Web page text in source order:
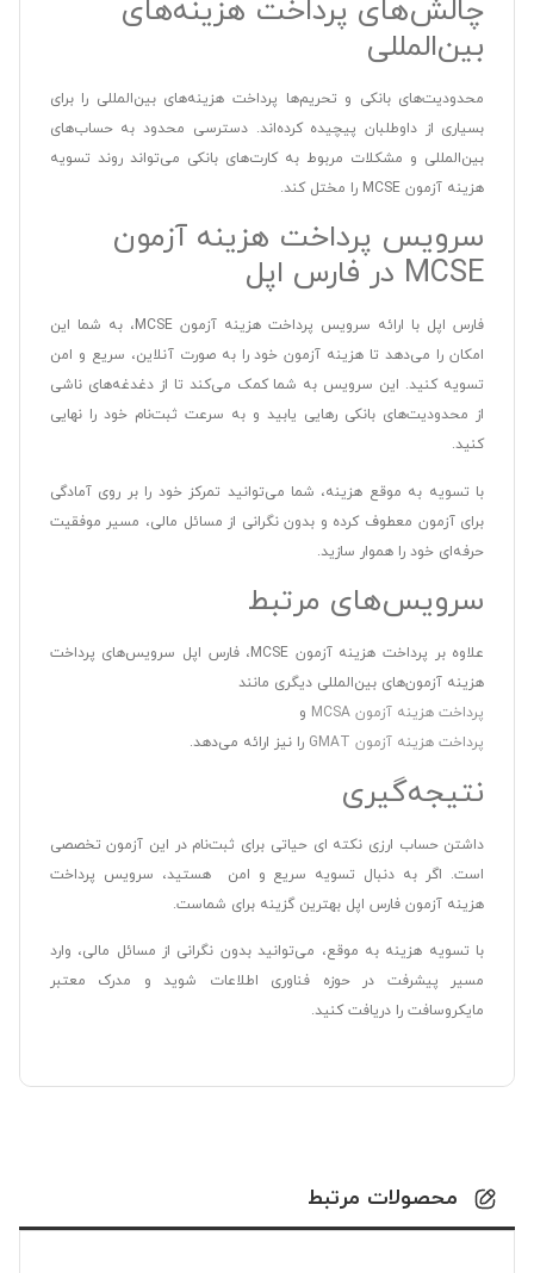
چالش‌های پرداخت هزینه‌های
بین‌المللی
محدودیت‌های بانکی و تحریم‌ها پرداخت هزینه‌های بین‌المللی را برای
بسیاری از داوطلبان پیچیده کرده‌اند. دسترسی محدود به حساب‌های
بین‌المللی و مشکلات مربوط به کارت‌های بانکی می‌تواند روند تسویه
هزینه آزمون MCSE را مختل کند.
سرویس پرداخت هزینه آزمون
MCSE در فارس اپل
فارس اپل با ارائه سرویس پرداخت هزینه آزمون MCSE، به شما این
امکان را می‌دهد تا هزینه آزمون خود را به صورت آنلاین، سریع و امن
تسویه کنید. این سرویس به شما کمک می‌کند تا از دغدغه‌های ناشی
از محدودیت‌های بانکی رهایی یابید و به سرعت ثبت‌نام خود را نهایی
کنید.
با تسویه به موقع هزینه، شما می‌توانید تمرکز خود را بر روی آمادگی
برای آزمون معطوف کرده و بدون نگرانی از مسائل مالی، مسیر موفقیت
حرفه‌ای خود را هموار سازید.
سرویس‌های مرتبط
علاوه بر پرداخت هزینه آزمون MCSE، فارس اپل سرویس‌های پرداخت
هزینه آزمون‌های بین‌المللی دیگری مانند
پرداخت هزینه آزمون MCSA
و
پرداخت هزینه آزمون GMAT
را نیز ارائه می‌دهد.
نتیجه‌گیری
داشتن حساب ارزی نکته ای حیاتی برای ثبت‌نام در این آزمون تخصصی
است. اگر به دنبال تسویه سریع و امن هستید، سرویس پرداخت
هزینه آزمون فارس اپل بهترین گزینه برای شماست.
با تسویه هزینه به موقع، می‌توانید بدون نگرانی از مسائل مالی، وارد
مسیر پیشرفت در حوزه فناوری اطلاعات شوید و مدرک معتبر
مایکروسافت را دریافت کنید.
محصولات مرتبط